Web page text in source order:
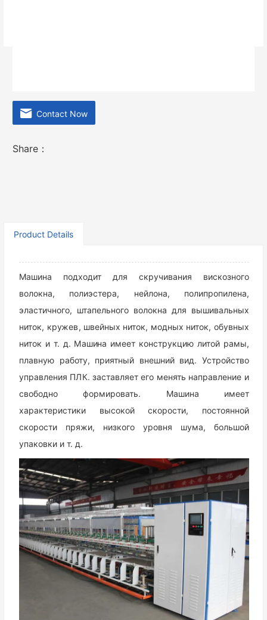
Contact Now
Share：
Product Details
Машина подходит для скручивания вискозного
волокна, полиэстера, нейлона, полипропилена,
эластичного, штапельного волокна для вышивальных
ниток, кружев, швейных ниток, модных ниток, обувных
ниток и т. д. Машина имеет конструкцию литой рамы,
плавную работу, приятный внешний вид. Устройство
управления ПЛК. заставляет его менять направление и
свободно формировать. Машина имеет
характеристики высокой скорости, постоянной
скорости пряжи, низкого уровня шума, большой
упаковки и т. д.